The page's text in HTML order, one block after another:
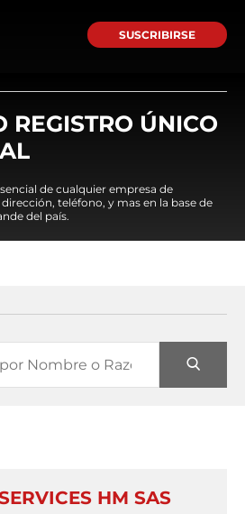
SUSCRIBIRSE
REGISTRO ÚNICO
de cualquier empresa de
teléfono, y mas en la base de
del país.
HM SAS